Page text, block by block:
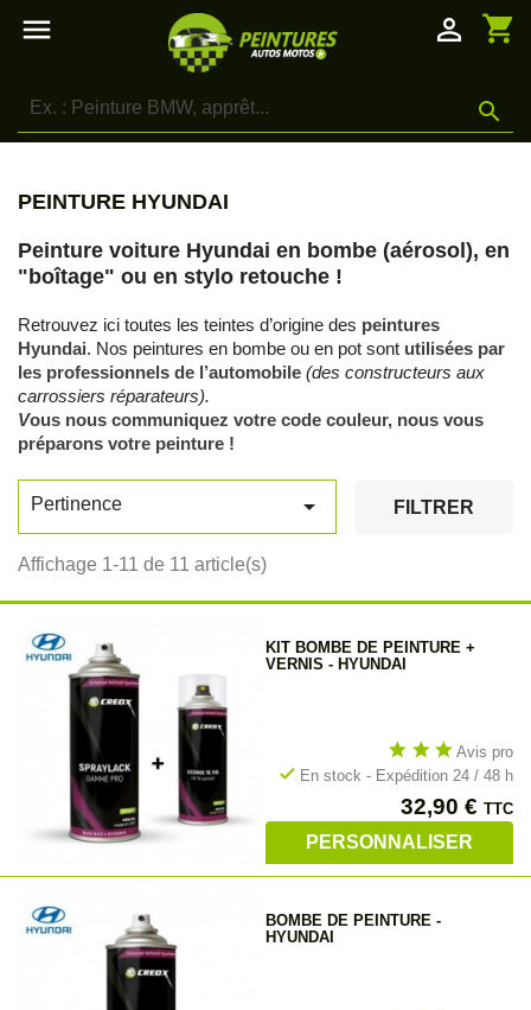
 shopping_cart
person_outline

PEINTURE HYUNDAI
Peinture voiture Hyundai en bombe (aérosol), en
"boîtage" ou en stylo retouche !
Retrouvez ici toutes les teintes d’origine des peintures
Hyundai. Nos peintures en bombe ou en pot sont utilisées par
les professionnels de l’automobile (des constructeurs aux
carrossiers réparateurs).
Vous nous communiquez votre code couleur, nous vous
préparons votre peinture !
Pertinence  FILTRER
Affichage 1-11 de 11 article(s)
KIT BOMBE DE PEINTURE +
VERNIS - HYUNDAI
star star star Avis pro
check En stock - Expédition 24 / 48 h
Prix
32,90 € TTC
PERSONNALISER
BOMBE DE PEINTURE -
HYUNDAI